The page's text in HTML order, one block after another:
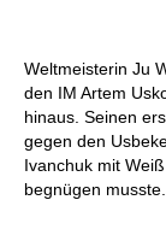
Weltmeisterin Ju
den IM Artem
hinaus. Seinen
gegen den
Ivanchuk mit
begnügen musste.